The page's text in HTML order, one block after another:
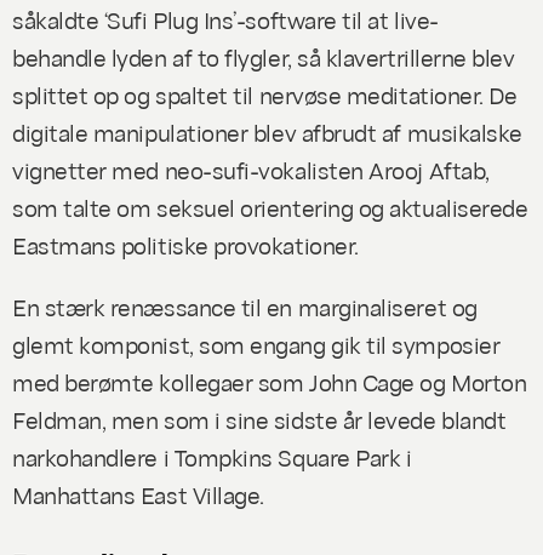
såkaldte ‘Sufi Plug Ins’-software til at live-
behandle lyden af to flygler, så klavertrillerne blev
splittet op og spaltet til nervøse meditationer. De
digitale manipulationer blev afbrudt af musikalske
vignetter med neo-sufi-vokalisten Arooj Aftab,
som talte om seksuel orientering og aktualiserede
Eastmans politiske provokationer.
En stærk renæssance til en marginaliseret og
glemt komponist, som engang gik til symposier
med berømte kollegaer som John Cage og Morton
Feldman, men som i sine sidste år levede blandt
narkohandlere i Tompkins Square Park i
Manhattans East Village.